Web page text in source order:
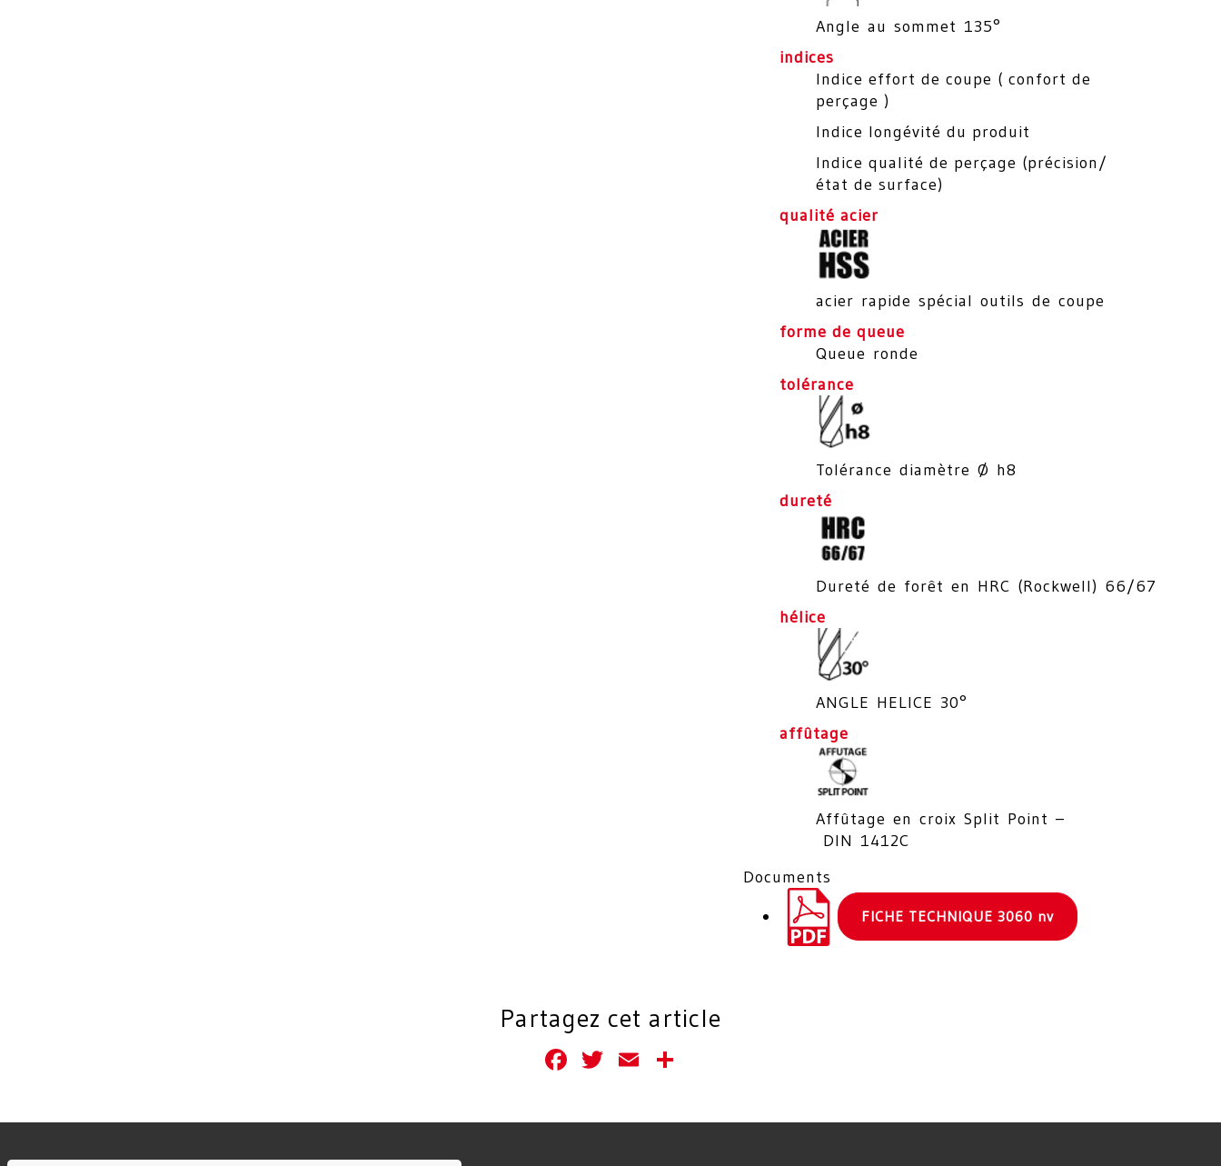
Angle au sommet 135°
indices
Indice effort de coupe ( confort de
perçage )
Indice longévité du produit
Indice qualité de perçage (précision/
état de surface)
qualité acier
acier rapide spécial outils de coupe
forme de queue
Queue ronde
tolérance
Tolérance diamètre Ø h8
dureté
Dureté de forêt en HRC (Rockwell) 66/67
hélice
ANGLE HELICE 30°
affûtage
Affûtage en croix Split Point –
DIN 1412C
Documents
FICHE TECHNIQUE 3060 nv
Partagez cet article
Facebook
Twitter
Email